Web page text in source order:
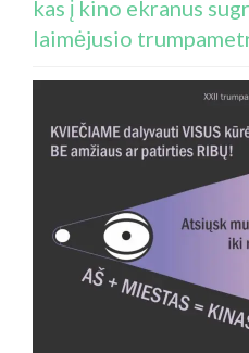
kas į kino ekranus
laimėjusio